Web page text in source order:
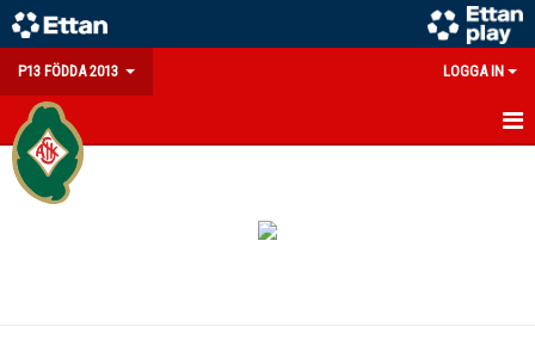
P13 FÖDDA 2013 LOGGA IN
HEM